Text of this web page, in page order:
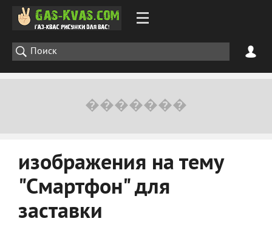
изображения на тему
"Смартфон" для
заставки